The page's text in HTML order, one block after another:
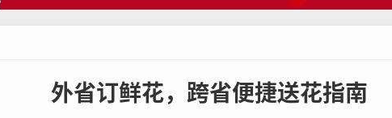
外省订鲜花，跨省便捷送花指南